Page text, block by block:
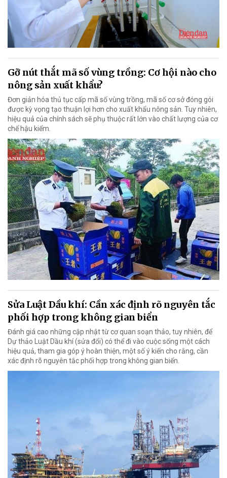
Gỡ nút thắt mã số vùng trồng: Cơ hội nào cho
nông sản xuất khẩu?
Đơn giản hóa thủ tục cấp mã số vùng trồng, mã số cơ sở đóng gói
được kỳ vọng tạo thuận lợi hơn cho xuất khẩu nông sản. Tuy nhiên,
hiệu quả của chính sách sẽ phụ thuộc rất lớn vào chất lượng của cơ
chế hậu kiểm.
Sửa Luật Dầu khí: Cần xác định rõ nguyên tắc
phối hợp trong không gian biển
Đánh giá cao những cập nhật từ cơ quan soạn thảo, tuy nhiên, để
Dự thảo Luật Dầu khí (sửa đổi) có thể đi vào cuộc sống một cách
hiệu quả, tham gia góp ý hoàn thiện, một số ý kiến cho rằng, cần
xác định rõ nguyên tắc phối hợp trong không gian biển.